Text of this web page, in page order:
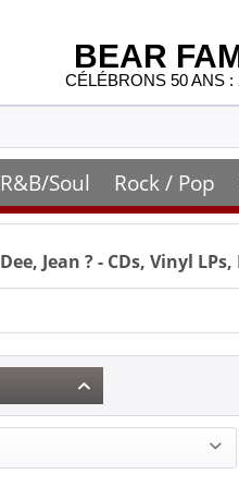
BEAR
CÉLÉBRONS 50 ANS :
R&B/Soul Rock / Pop
Dee, Jean ? - CDs, Vinyl